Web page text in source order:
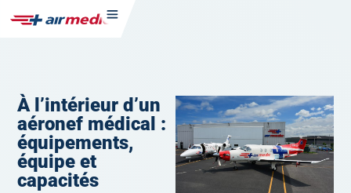
À l’intérieur d’un
aéronef médical :
équipements,
équipe et
capacités